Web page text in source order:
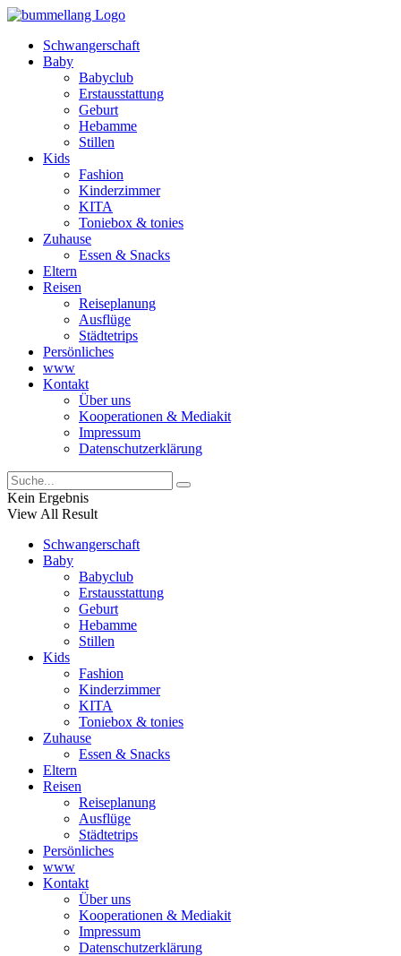
Schwangerschaft
Baby
Babyclub
Erstausstattung
Geburt
Hebamme
Stillen
Kids
Fashion
Kinderzimmer
KITA
Toniebox & tonies
Zuhause
Essen & Snacks
Eltern
Reisen
Reiseplanung
Ausflüge
Städtetrips
Persönliches
www
Kontakt
Über uns
Kooperationen & Mediakit
Impressum
Datenschutzerklärung
Kein Ergebnis
View All Result
Schwangerschaft
Baby
Babyclub
Erstausstattung
Geburt
Hebamme
Stillen
Kids
Fashion
Kinderzimmer
KITA
Toniebox & tonies
Zuhause
Essen & Snacks
Eltern
Reisen
Reiseplanung
Ausflüge
Städtetrips
Persönliches
www
Kontakt
Über uns
Kooperationen & Mediakit
Impressum
Datenschutzerklärung